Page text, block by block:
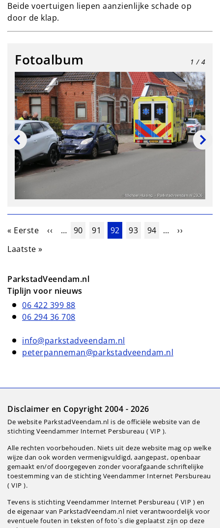
Beide voertuigen liepen aanzienlijke schade op
door de klap.
Fotoalbum 1 / 4
Paginering
Eerste pagina
« Eerste Vorige pagina
‹‹ … Pagina
90 Pagina
91 Huidige pagina
92 Pagina
93 Pagina
94 … Volgende
››
Laatste pagina
Laatste »
ParkstadVeendam.nl
Tiplijn voor nieuws
06 422 399 88
06 294 36 708
info@parkstadveendam.nl
peterpanneman@parkstadveendam.nl
Disclaimer en Copyright 2004 - 2026
De website ParkstadVeendam.nl is de officiële website van de
stichting Veendammer Internet Persbureau ( VIP ).
Alle rechten voorbehouden. Niets uit deze website mag op welke
wijze dan ook worden vermenigvuldigd, aangepast, openbaar
gemaakt en/of doorgegeven zonder voorafgaande schriftelijke
toestemming van de stichting Veendammer Internet Persbureau
( VIP ).
Tevens is stichting Veendammer Internet Persbureau ( VIP ) en
de eigenaar van ParkstadVeendam.nl niet verantwoordelijk voor
eventuele fouten in teksten of foto`s die geplaatst zijn op deze